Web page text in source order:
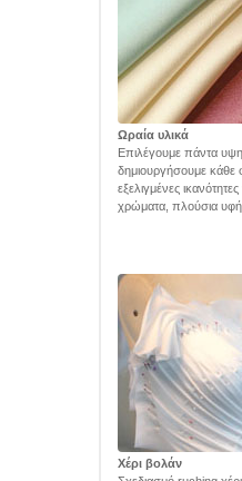
Ωραία υλικά
Επιλέγουμε πάντα
δημιουργήσουμε κάθε
εξελιγμένες
χρώματα, πλούσια υφή
Χέρι βολάν